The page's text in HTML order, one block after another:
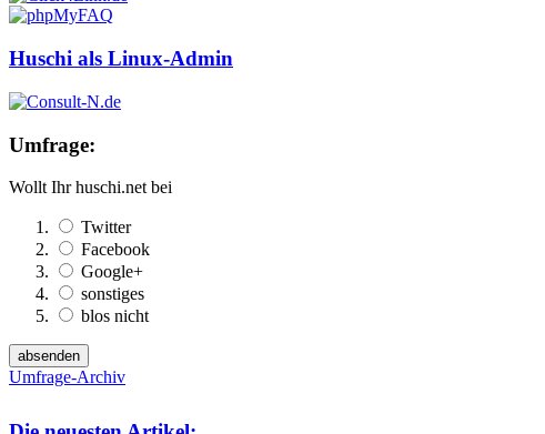
Huschi als Linux-Admin
Umfrage:
Wollt Ihr huschi.net bei
Twitter
Facebook
Google+
sonstiges
blos nicht
Umfrage-Archiv